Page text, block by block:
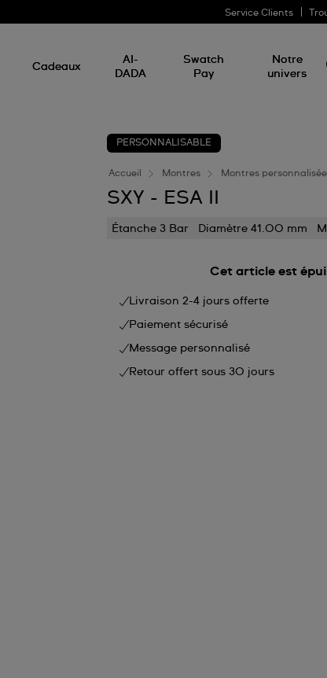
Service Clients
Cadeaux
AI-
DADA
Swatch
Pay
Notre
univers
PERSONNALISABLE
Accueil Montres Montres
SXY - ESA II
Étanche 3 Bar Diamètre 41.00 mm
Cet article est
Livraison 2-4 jours offerte
Paiement sécurisé
Message personnalisé
Retour offert sous 30 jours